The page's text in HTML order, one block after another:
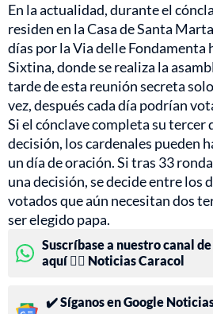
En la actualidad, durante el
residen en la Casa de Santa
días por la Via delle Fondamenta
Sixtina, donde se realiza la
tarde de esta reunión secreta
vez, después cada día podrían
Si el cónclave completa su tercer
decisión, los cardenales pueden
un día de oración. Si tras 33
una decisión, se decide entre los
votados que aún necesitan dos
ser elegido papa.
Suscríbase a nuestro canal
aquí 👉🏻 Noticias Caracol
✔️ Síganos en Google